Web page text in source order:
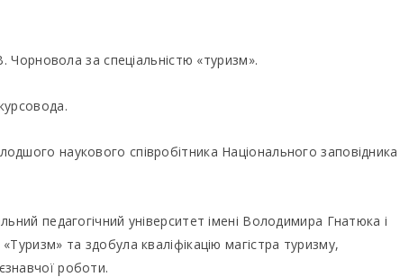
Чорновола за спеціальністю «туризм».
наукового співробітника Національного заповідника
педагогічний університет імені Володимира Гнатюка і
та здобула кваліфікацію магістра туризму,
роботи.